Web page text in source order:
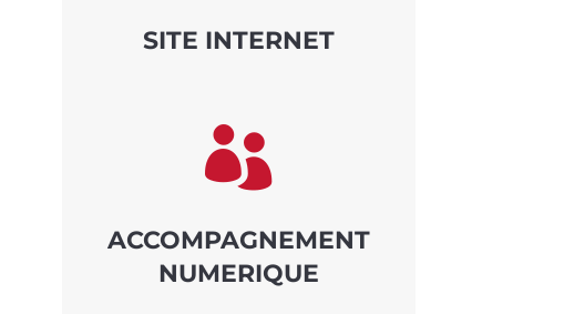
SITE INTERNET

ACCOMPAGNEMENT
NUMERIQUE